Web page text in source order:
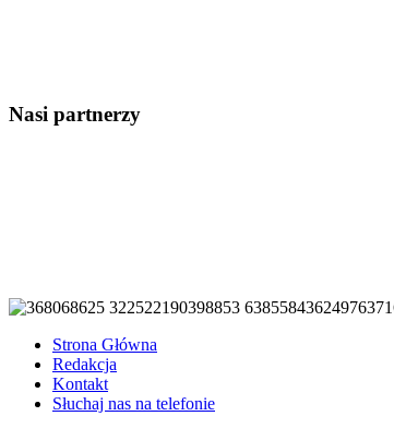
Nasi partnerzy
Strona Główna
Redakcja
Kontakt
Słuchaj nas na telefonie